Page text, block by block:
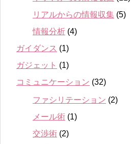
リアルからの情報収集 (5)
情報分析 (4)
ガイダンス (1)
ガジェット (1)
コミュニケーション (32)
ファシリテーション (2)
メール術 (1)
交渉術 (2)